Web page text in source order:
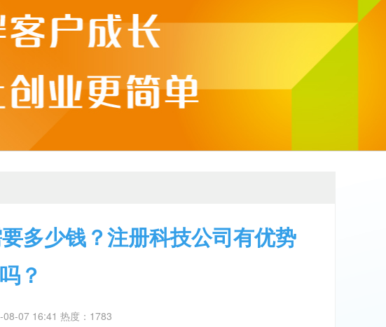
多少钱？注册科技公司有优势
吗？
07 16:41 热度：1783